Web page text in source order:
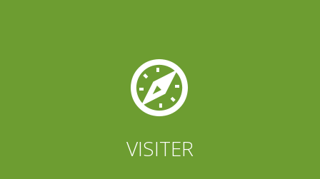


VISITER